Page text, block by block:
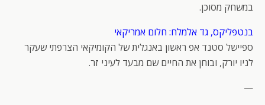
במשחק מסוכן.
בנטפליקס, גד אלמלח: חלום אמריקאי
ספיישל סטנד אפ ראשון באנגלית של הקומיקאי הצרפתי שעקר
לניו יורק, ובוחן את החיים שם מבעד לעיני זר.
—